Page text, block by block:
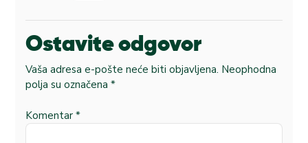
Ostavite odgovor
Vaša adresa e-pošte neće biti objavljena. Neophodna
polja su označena *
Komentar *